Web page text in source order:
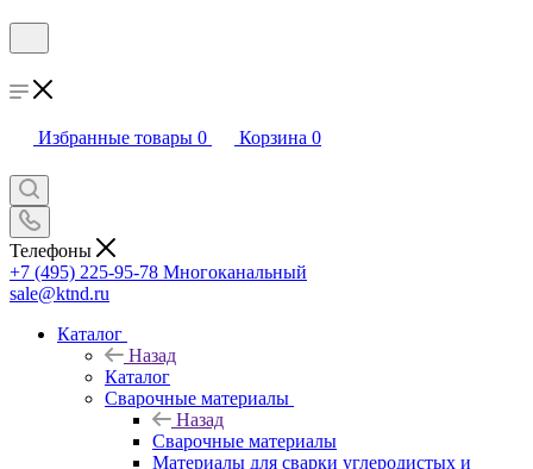
Избранные товары 0 Корзина 0
Телефоны
+7 (495) 225-95-78 Многоканальный
sale@ktnd.ru
Каталог
Назад
Каталог
Сварочные материалы
Назад
Сварочные материалы
Материалы для сварки углеродистых и